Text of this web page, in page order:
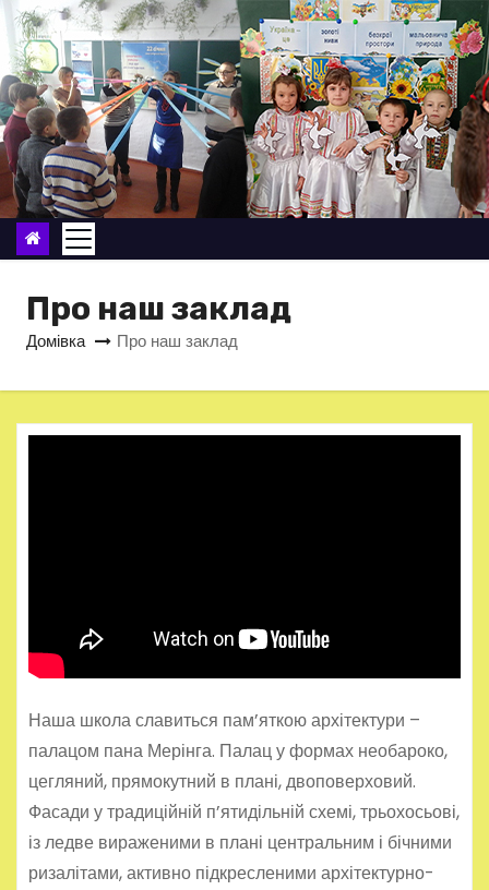
П
р
е
й
т
и
о
Про наш заклад
Домівка Про наш заклад
Наша школа славиться пам’яткою архітектури –
палацом пана Мерінга. Палац у формах необароко,
цегляний, прямокутний в плані, двоповерховий.
Фасади у традиційній п’ятидільній схемі, трьохосьові,
із ледве вираженими в плані центральним і бічними
ризалітами, активно підкресленими архітектурно-